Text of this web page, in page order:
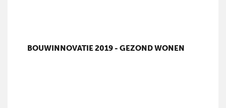
BOUWINNOVATIE 2019 - GEZOND WONEN